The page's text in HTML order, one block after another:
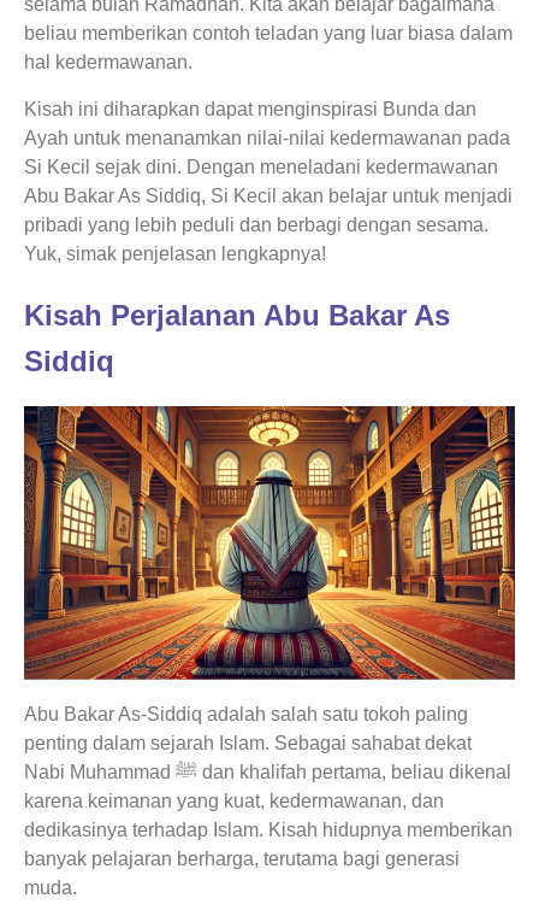
beliau memberikan contoh teladan yang luar biasa dalam
hal kedermawanan.
Kisah ini diharapkan dapat menginspirasi Bunda dan
Ayah untuk menanamkan nilai-nilai kedermawanan pada
Si Kecil sejak dini. Dengan meneladani kedermawanan
Abu Bakar As Siddiq, Si Kecil akan belajar untuk menjadi
pribadi yang lebih peduli dan berbagi dengan sesama.
Yuk, simak penjelasan lengkapnya!
Kisah Perjalanan Abu Bakar As
Siddiq
Abu Bakar As-Siddiq adalah salah satu tokoh paling
penting dalam sejarah Islam. Sebagai sahabat dekat
Nabi Muhammad ﷺ dan khalifah pertama, beliau dikenal
karena keimanan yang kuat, kedermawanan, dan
dedikasinya terhadap Islam. Kisah hidupnya memberikan
banyak pelajaran berharga, terutama bagi generasi
muda.